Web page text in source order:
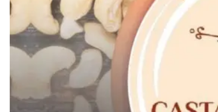
Praesent euismod ac
Ut mollis pellentesque tortor
Nullam eu erat condimentum
Donec quis est ac felis
Orci varius natoque dolor
Pro